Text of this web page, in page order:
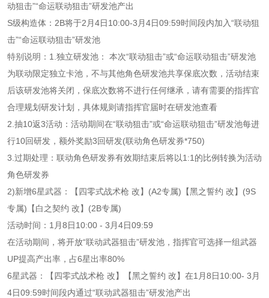
动狙击”“命运联动狙击”研发池产出
S级构造体：2B将于2月4日10:00-3月4日09:59时间段内加入“联动狙
击”“命运联动狙击”研发池
特别说明：1.独立研发池： 本次“联动狙击”或“命运联动狙击”研发池
为联动限定独立卡池，不与其他角色研发池共享保底次数，活动结束
后该研发池将关闭，保底次数将不进行任何继承，请有需要的指挥官
合理规划研发计划，具体规则请指挥官届时在研发池查看
2.抽10返3活动：活动期间在“联动狙击”或“命运联动狙击”研发池每进
行10回研发，额外奖励3回研发(联动角色研发券*750)
3.过期处理：联动角色研发券有效期结束后将以1:1的比例转换为活动
角色研发券
2)新增6星武器：【四零式战术枪 改】(A2专属)【黑之誓约 改】(9S
专属)【白之契约 改】(2B专属)
活动时间：1月8日10:00 - 3月4日09:59
在活动期间，将开放“联动武器狙击”研发池，指挥官可选择一组武器
UP提高产出率，占6星出率80%
6星武器：【四零式战术枪 改】【黑之誓约 改】在1月8日10:00- 3月
4日09:59时间段内通过“联动武器狙击”研发池产出